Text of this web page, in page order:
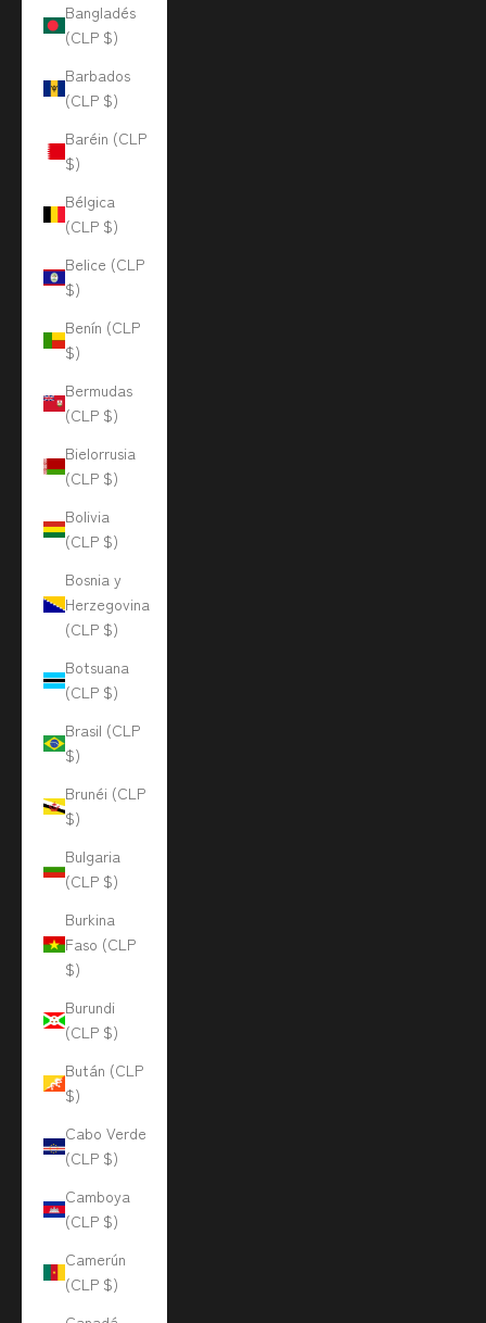
Bangladés
(CLP $)
Barbados
(CLP $)
Baréin (CLP
$)
Bélgica
(CLP $)
Belice (CLP
$)
Benín (CLP
$)
Bermudas
(CLP $)
Bielorrusia
(CLP $)
Bolivia
(CLP $)
Bosnia y
Herzegovina
(CLP $)
Botsuana
(CLP $)
Brasil (CLP
$)
Brunéi (CLP
$)
Bulgaria
(CLP $)
Burkina
Faso (CLP
$)
Burundi
(CLP $)
Bután (CLP
$)
Cabo Verde
(CLP $)
Camboya
(CLP $)
Camerún
(CLP $)